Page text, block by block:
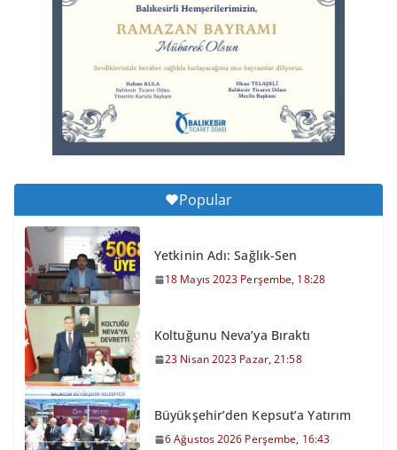
6 Ağustos 2026 Perşembe, 11:51
Büyükşehir’den Kepsut’a Yatırım
6 Ağustos 2026 Perşembe, 16:43
Popular
Yetkinin Adı: Sağlık-Sen
18 Mayıs 2023 Perşembe, 18:28
Koltuğunu Neva’ya Bıraktı
23 Nisan 2023 Pazar, 21:58
Büyükşehir’den Kepsut’a Yatırım
6 Ağustos 2026 Perşembe, 16:43